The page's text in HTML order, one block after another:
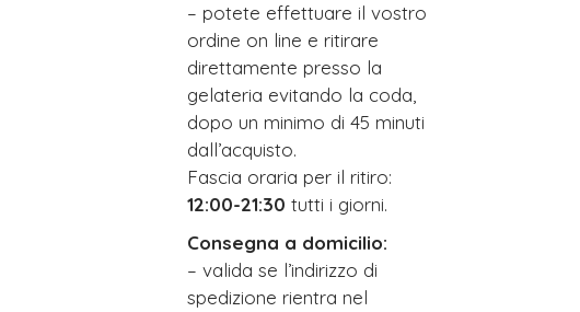
– potete effettuare il vostro
ordine on line e ritirare
direttamente presso la
gelateria evitando la coda,
dopo un minimo di 45 minuti
dall’acquisto.
Fascia oraria per il ritiro:
12:00-21:30 tutti i giorni.
Consegna a domicilio:
– valida se l’indirizzo di
spedizione rientra nel